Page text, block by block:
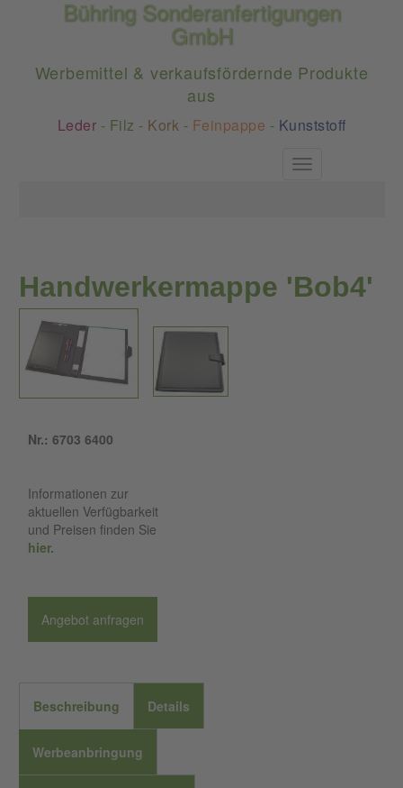
Bühring Sonderanfertigungen
GmbH
Werbemittel & verkaufsfördernde Produkte
aus
Leder - Filz - Kork - Feinpappe - Kunststoff
Toggle
Handwerkermappe 'Bob4'
Nr.: 6703 6400
Informationen zur
aktuellen Verfügbarkeit
und Preisen finden Sie
hier.
Angebot anfragen
Beschreibung Details
Werbeanbringung